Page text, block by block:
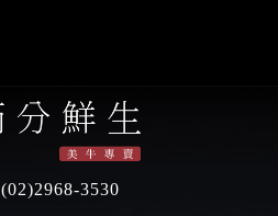
(02)2968-3530